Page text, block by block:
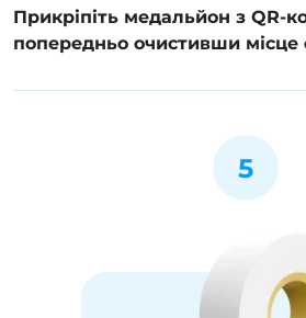
Прикріпіть медальйон з QR-
попередньо очистивши місце
5